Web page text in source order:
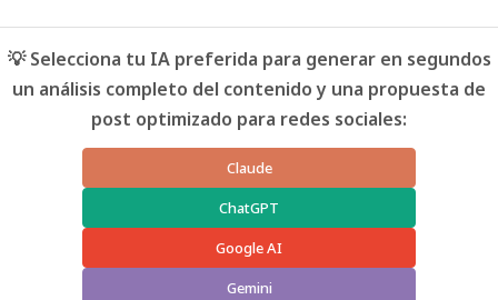
💡 Selecciona tu IA preferida para generar en segundos
un análisis completo del contenido y una propuesta de
post optimizado para redes sociales:
Claude
ChatGPT
Google AI
Gemini